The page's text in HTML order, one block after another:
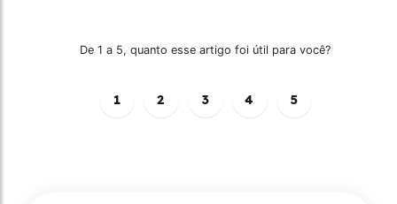
De 1 a 5, quanto esse artigo foi útil para você?
1 2 3 4 5